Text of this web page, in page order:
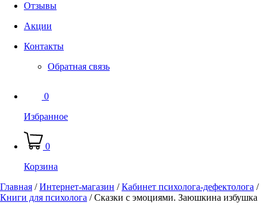
Отзывы
Акции
Контакты
Обратная связь
0
Избранное
0
Корзина
Главная /Интернет-магазин /Кабинет психолога-дефектолога /
Книги для психолога /Сказки с эмоциями. Заюшкина избушка